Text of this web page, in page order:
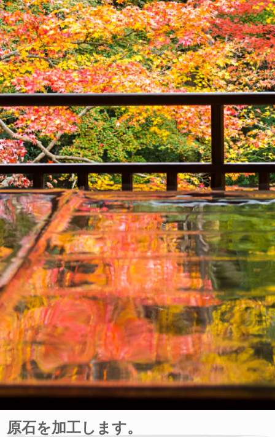
原石を加工します。